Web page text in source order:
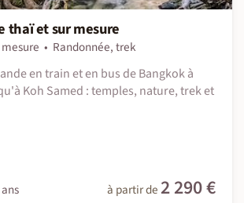
thaï et sur mesure
Randonnée, trek
en train et en bus de Bangkok à
Koh Samed : temples, nature, trek et
à partir de 2 290 €